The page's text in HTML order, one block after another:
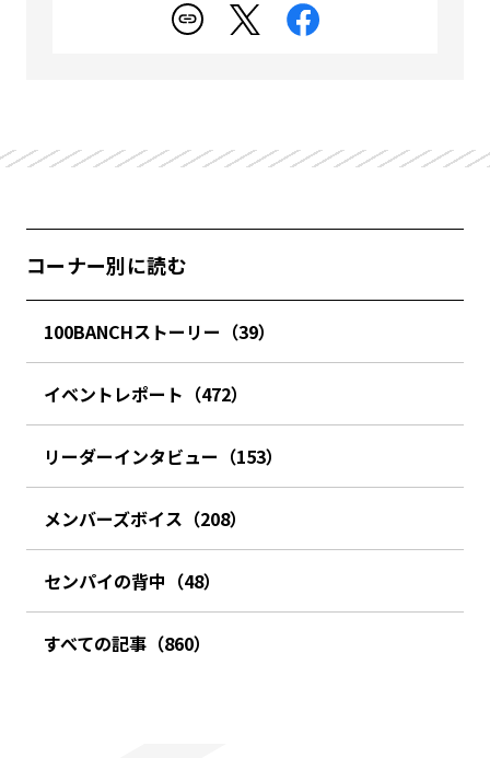
コーナー別に読む
100BANCHストーリー（39）
イベントレポート（472）
リーダーインタビュー（153）
メンバーズボイス（208）
センパイの背中（48）
すべての記事（860）